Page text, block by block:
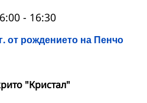
от рождението на Пенчо
- 16:30
"Кристал"